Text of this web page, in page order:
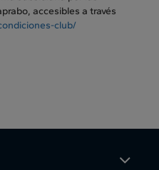
accesibles a través
club/